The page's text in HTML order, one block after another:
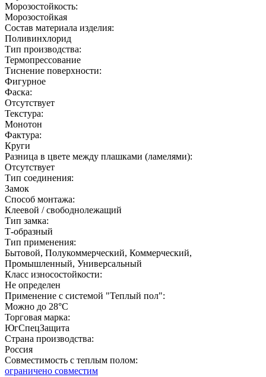
Морозостойкость:
Морозостойкая
Состав материала изделия:
Поливинхлорид
Тип производства:
Термопрессование
Тиснение поверхности:
Фигурное
Фаска:
Отсутствует
Текстура:
Монотон
Фактура:
Круги
Разница в цвете между плашками (ламелями):
Отсутствует
Тип соединения:
Замок
Способ монтажа:
Клеевой / свободнолежащий
Тип замка:
Т-образный
Тип применения:
Бытовой, Полукоммерческий, Коммерческий,
Промышленный, Универсальный
Класс износостойкости:
Не определен
Применение с системой "Теплый пол":
Можно до 28°С
Торговая марка:
ЮгСпецЗащита
Страна производства:
Россия
Совместимость с теплым полом:
ограничено совместим